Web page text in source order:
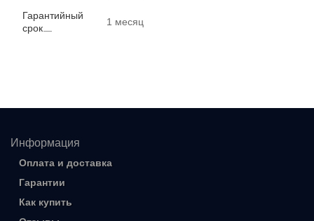
Гарантийный
срок
1 месяц
Информация
Оплата и доставка
Гарантии
Как купить